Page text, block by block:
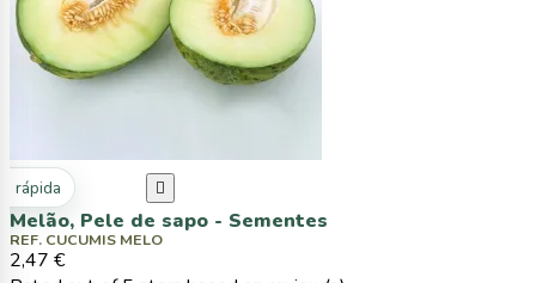
rápida 
Melão, Pele de sapo - Sementes
REF. CUCUMIS MELO
2,47 €